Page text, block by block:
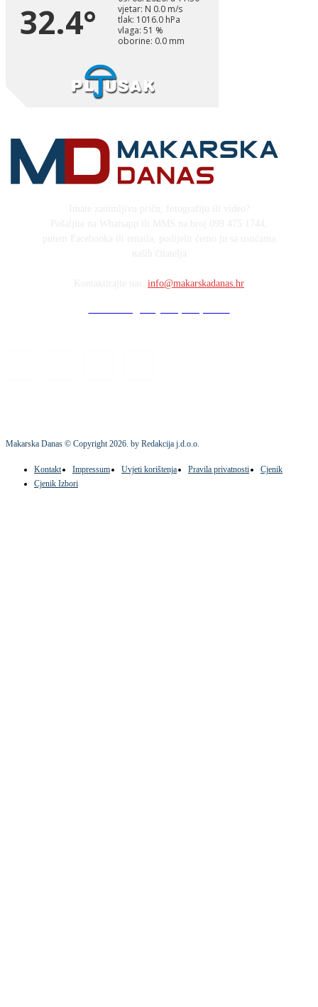
info@makarskadanas.hr
Makarska Danas © Copyright2026. by Redakcija j.d.o.o.
Kontakt Impressum Uvjeti korištenja Pravila privatnosti
Cjenik
Cjenik Izbori